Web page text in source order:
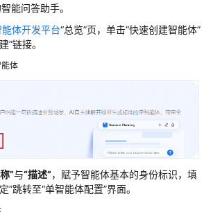
能问答助手。
体开发平台“总览”页，单击“快速创建智能体”
”链接。
体
”与“描述”，赋予智能体基本的身份标识，填
”跳转至“单智能体配置”界面。